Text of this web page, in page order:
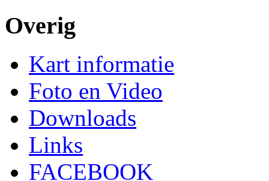
Overig
Kart informatie
Foto en Video
Downloads
Links
FACEBOOK